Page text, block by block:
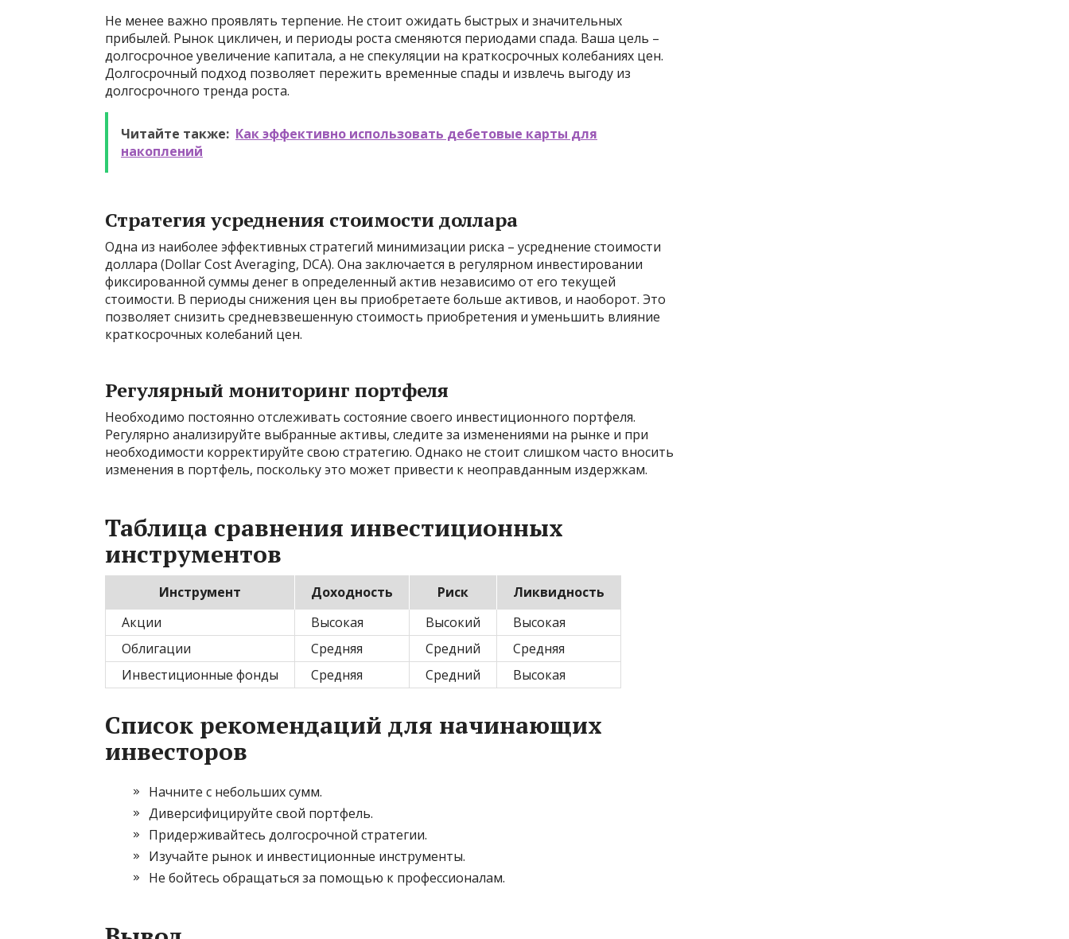
Не менее важно проявлять терпение. Не стоит ожидать быстрых и значительных
прибылей. Рынок цикличен, и периоды роста сменяются периодами спада. Ваша цель –
долгосрочное увеличение капитала, а не спекуляции на краткосрочных колебаниях цен.
Долгосрочный подход позволяет пережить временные спады и извлечь выгоду из
долгосрочного тренда роста.
Читайте также: Как эффективно использовать дебетовые карты для
накоплений
Стратегия усреднения стоимости доллара
Одна из наиболее эффективных стратегий минимизации риска – усреднение стоимости
доллара (Dollar Cost Averaging, DCA). Она заключается в регулярном инвестировании
фиксированной суммы денег в определенный актив независимо от его текущей
стоимости. В периоды снижения цен вы приобретаете больше активов, и наоборот. Это
позволяет снизить средневзвешенную стоимость приобретения и уменьшить влияние
краткосрочных колебаний цен.
Регулярный мониторинг портфеля
Необходимо постоянно отслеживать состояние своего инвестиционного портфеля.
Регулярно анализируйте выбранные активы, следите за изменениями на рынке и при
необходимости корректируйте свою стратегию. Однако не стоит слишком часто вносить
изменения в портфель, поскольку это может привести к неоправданным издержкам.
Таблица сравнения инвестиционных
инструментов
Инструмент Доходность Риск
Ликвидность
Акции
Высокая Высокий
Высокая
Облигации
Средняя Средний
Средняя
Инвестиционные фонды
Средняя Средний Высокая
Список рекомендаций для начинающих
инвесторов
Начните с небольших сумм.
Диверсифицируйте свой портфель.
Придерживайтесь долгосрочной стратегии.
Изучайте рынок и инвестиционные инструменты.
Не бойтесь обращаться за помощью к профессионалам.